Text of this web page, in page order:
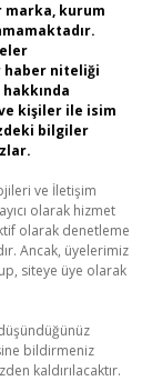
kurum
haber niteliği
kişiler ile isim
bilgiler
ve İletişim
olarak hizmet
olarak denetleme
Ancak, üyelerimiz
siteye üye olarak
bildirmeniz
kaldırılacaktır.